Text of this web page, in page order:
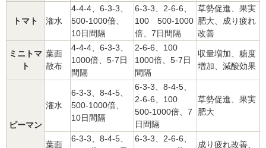
トマト 潅水
4-4-4、6-3-3、
500-1000倍、
10日間隔
6-3-3、2-6-6、
100 500-1000
倍、7日間隔
草勢促進、果実
肥大、成り疲れ
改善
ミニトマ
ト
葉面
散布
4-4-4、6-3-3、
1000倍、5-7日
間隔
2-6-6、100
1000倍、5-7日
間隔
収量増加、糖度
増加、減酸効果
ピーマン
潅水
6-3-3、8-4-5、
500-1000倍、
10日間隔
6-3-3、8-4-5、
2-6-6、100
500-1000倍、7
日間隔
草勢促進、果実
肥大
葉面
6-3-3、8-4-5、
6-3-3、2-6-6、
成り疲れ改善、